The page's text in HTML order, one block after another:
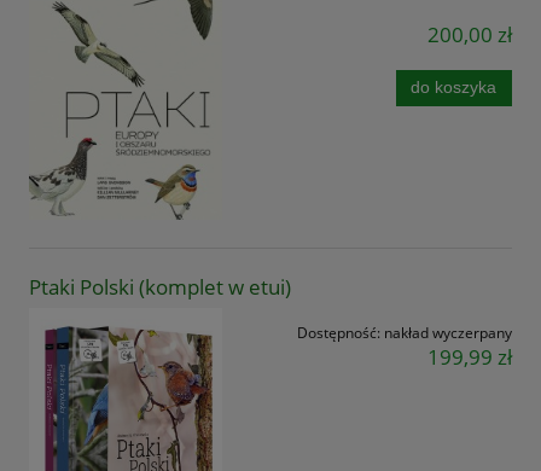
200,00 zł
do koszyka
Ptaki Polski (komplet w etui)
Dostępność: nakład wyczerpany
199,99 zł